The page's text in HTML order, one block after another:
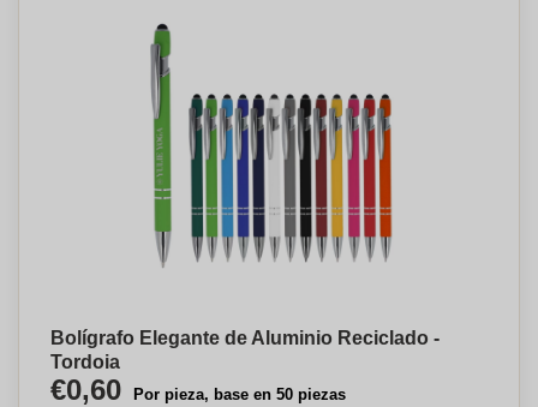
Bolígrafo Elegante de Aluminio Reciclado -
Tordoia
€0,60 Por pieza, base en 50 piezas